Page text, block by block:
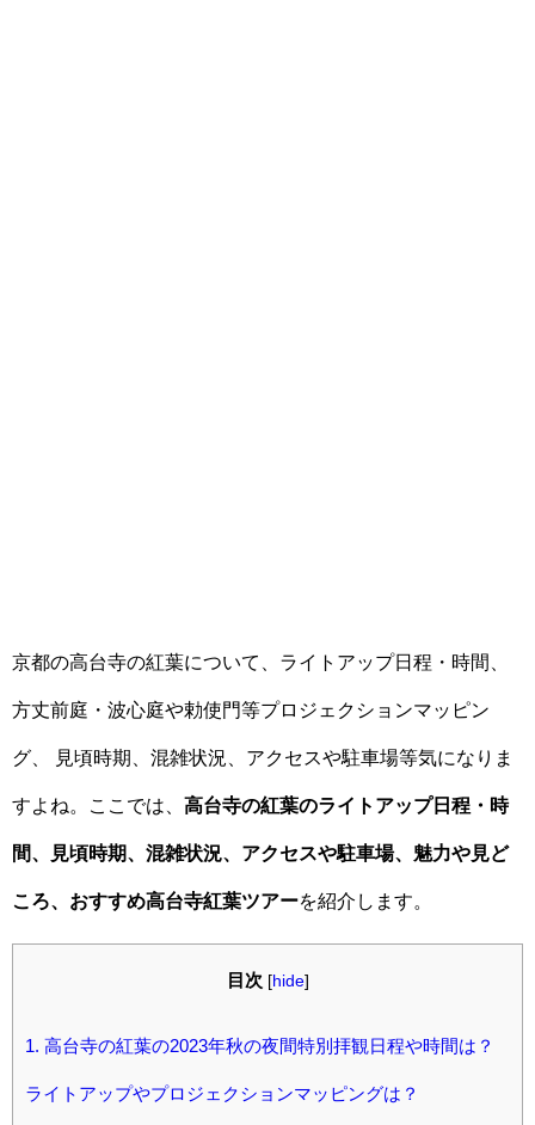
京都の高台寺の紅葉について、ライトアップ日程・時間、
方丈前庭・波心庭や勅使門等プロジェクションマッピン
グ、 見頃時期、混雑状況、アクセスや駐車場等気になりま
すよね。ここでは、 高台寺の紅葉のライトアップ日程・時
間、見頃時期、混雑状況、アクセスや駐車場、魅力や見ど
ころ、おすすめ高台寺紅葉ツアーを紹介します。
目次 [hide]
1. 高台寺の紅葉の2023年秋の夜間特別拝観日程や時間は？
ライトアップやプロジェクションマッピングは？